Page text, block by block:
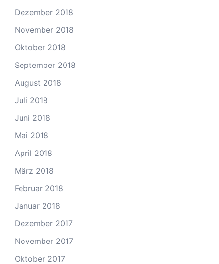
Dezember 2018
November 2018
Oktober 2018
September 2018
August 2018
Juli 2018
Juni 2018
Mai 2018
April 2018
März 2018
Februar 2018
Januar 2018
Dezember 2017
November 2017
Oktober 2017